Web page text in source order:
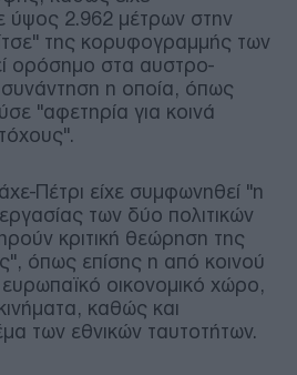
ύψος 2.962 μέτρων στην
της κορυφογραμμής των
ορόσημο στα αυστρο-
η οποία, όπως
"αφετηρία για κοινά
Πέτρι είχε συμφωνηθεί "η
των δύο πολιτικών
κριτική θεώρηση της
όπως επίσης η από κοινού
οικονομικό χώρο,
καθώς και
των εθνικών ταυτοτήτων.